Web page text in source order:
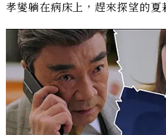
孝燮躺在病床上，趕來探望的夏